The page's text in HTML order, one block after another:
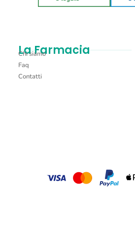
La Farmacia
Chi siamo
Faq
Contatti